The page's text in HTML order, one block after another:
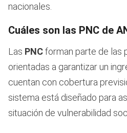
nacionales.
Cuáles son las PNC de
Las PNCforman parte de las
orientadas a garantizar un
cuentan con cobertura
sistema está diseñado para
situación de vulnerabilidad